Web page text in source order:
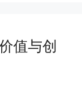
值与创